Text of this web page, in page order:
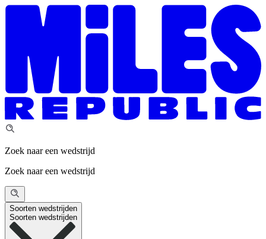
Zoek naar een wedstrijd
Zoek naar een wedstrijd
Soorten wedstrijden
Soorten wedstrijden